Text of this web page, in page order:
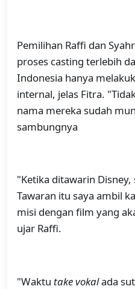
Pemilihan Raffi dan
proses casting terlebih
Indonesia hanya
internal, jelas Fitra.
nama mereka sudah
sambungnya
"Ketika ditawarin
Tawaran itu saya ambil
misi dengan film yang
ujar Raffi.
"Waktu take vokalada